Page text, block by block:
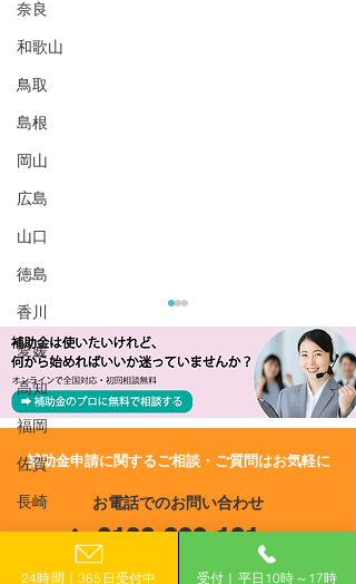
奈良
和歌山
鳥取
島根
岡山
広島
山口
徳島
香川
愛媛
高知
福岡
佐賀
長崎
大分
ローン活用による経営力
強化・災害対応連携強化
事業補助金
​補助金申請に関するご相談・ご質問はお気軽に
お電話でのお問い合わせ
0120-399-121
（平日10:00−17:00）
24時間｜365日受付中 受付｜平日10時～17時